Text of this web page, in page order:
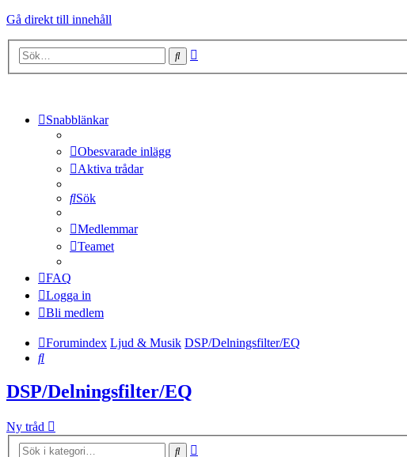
Gå direkt till innehåll
Sök
Snabblänkar
Obesvarade inlägg
Aktiva trådar
Sök
Medlemmar
Teamet
FAQ
Logga in
Bli medlem
Forumindex Ljud & Musik DSP/Delningsfilter/EQ
Sök
DSP/Delningsfilter/EQ
Ny tråd
Sök